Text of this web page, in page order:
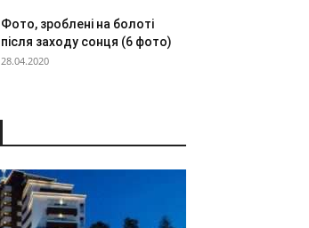
Фото, зроблені на болоті
після заходу сонця (6 фото)
28.04.2020